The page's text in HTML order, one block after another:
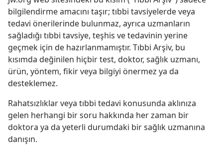
bilgilendirme amacını taşır; tıbbi tavsiyelerde veya
tedavi önerilerinde bulunmaz, ayrıca uzmanların
sağladığı tıbbi tavsiye, teşhis ve tedavinin yerine
geçmek için de hazırlanmamıştır. Tıbbi Arşiv, bu
kısımda değinilen hiçbir test, doktor, sağlık uzmanı,
ürün, yöntem, fikir veya bilgiyi önermez ya da
desteklemez.
Rahatsızlıklar veya tıbbi tedavi konusunda aklınıza
gelen herhangi bir soru hakkında her zaman bir
doktora ya da yeterli durumdaki bir sağlık uzmanına
danışın.